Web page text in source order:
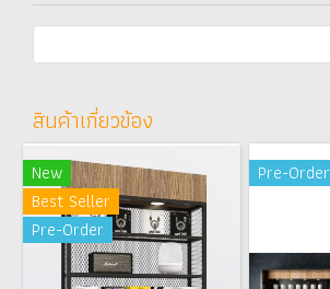
สินค้าเกี่ยวข้อง
New
Best Seller
Pre-Order
Pre-Order